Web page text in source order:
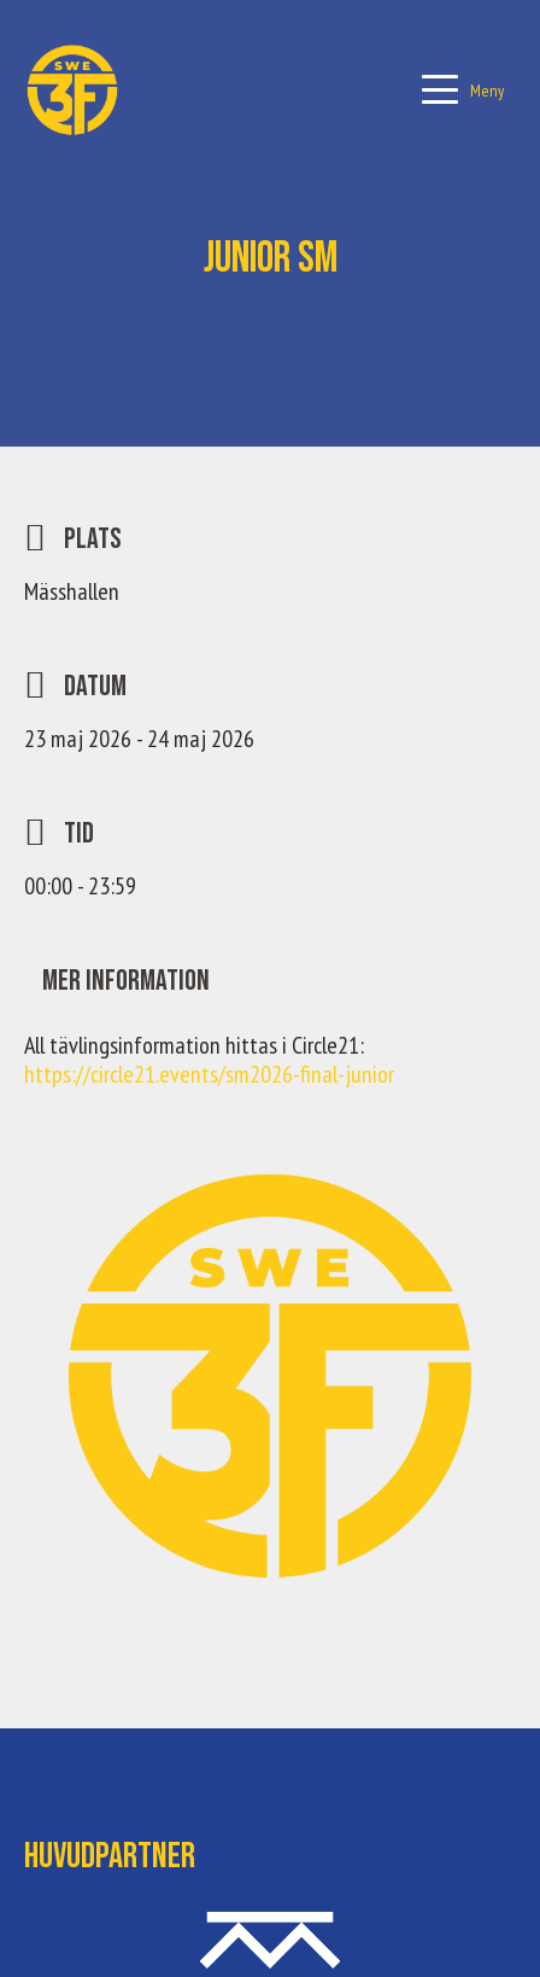
Meny
Junior SM
Plats
Mässhallen
Datum
23 maj 2026 - 24 maj 2026
Tid
00:00 - 23:59
Mer information
All tävlingsinformation hittas i Circle21:
https://circle21.events/sm2026-final-junior
Huvudpartner